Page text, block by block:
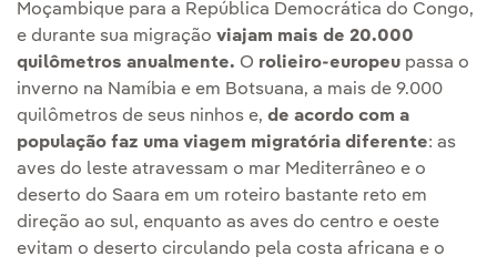
Moçambique para a República Democrática do Congo,
e durante sua migração viajam mais de 20.000
quilômetros anualmente. O rolieiro-europeu passa o
inverno na Namíbia e em Botsuana, a mais de 9.000
quilômetros de seus ninhos e, de acordo com a
população faz uma viagem migratória diferente: as
aves do leste atravessam o mar Mediterrâneo e o
deserto do Saara em um roteiro bastante reto em
direção ao sul, enquanto as aves do centro e oeste
evitam o deserto circulando pela costa africana e o